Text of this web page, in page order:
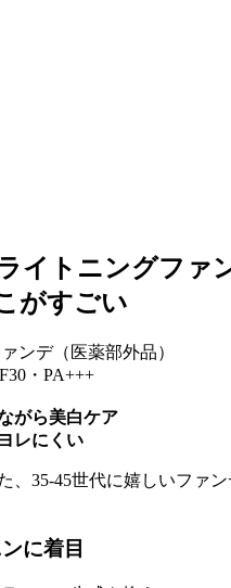
イトニングファ
がすごい
ンデ（医薬部外品）
・PA+++
がら美白ケア
レにくい
、35-45世代に嬉しいファ
に着目